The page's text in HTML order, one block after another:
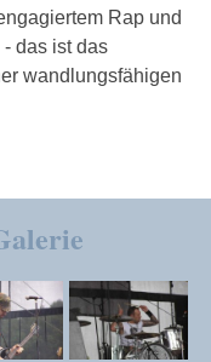
Rap und
das ist das
wandlungsfähigen